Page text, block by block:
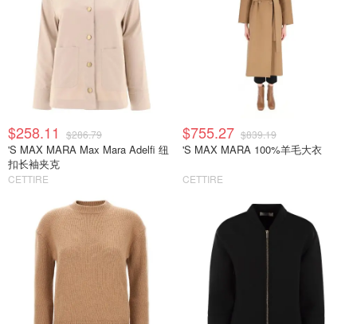
$258.11 $286.79
'S MAX MARA Max Mara Adelfi 纽
扣长袖夹克
CETTIRE
$755.27 $839.19
'S MAX MARA 100%羊毛大衣
CETTIRE